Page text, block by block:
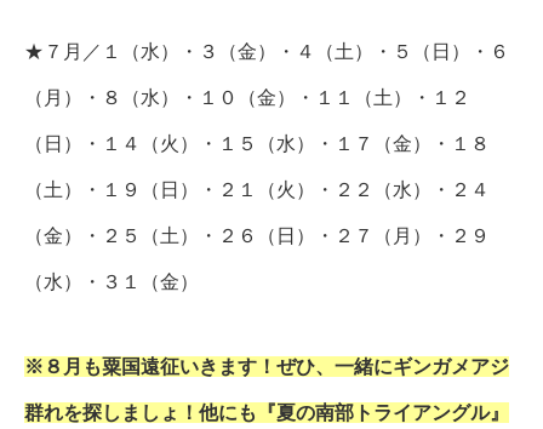
★７月／１（水）・３（金）・４（土）・５（日）・６
（月）・８（水）・１０（金）・１１（土）・１２
（日）・１４（火）・１５（水）・１７（金）・１８
（土）・１９（日）・２１（火）・２２（水）・２４
（金）・２５（土）・２６（日）・２７（月）・２９
（水）・３１（金）
※８月も粟国遠征いきます！ぜひ、一緒にギンガメアジ
群れを探しましょ！他にも『夏の南部トライアングル』